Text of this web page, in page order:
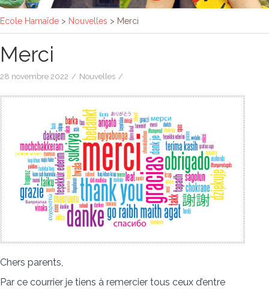
Ecole Hamaïde > Nouvelles > Merci
Merci
28 novembre 2022 / Nouvelles /
Chers parents,
Par ce courrier je tiens à remercier tous ceux d’entre